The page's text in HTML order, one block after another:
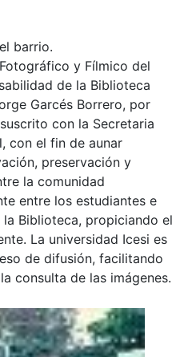
barrio.
y Fílmico del
de la Biblioteca
Garcés Borrero, por
con la Secretaria
con el fin de aunar
preservación y
la comunidad
entre los estudiantes e
Biblioteca, propiciando el
La universidad Icesi es
de difusión, facilitando
consulta de las imágenes.